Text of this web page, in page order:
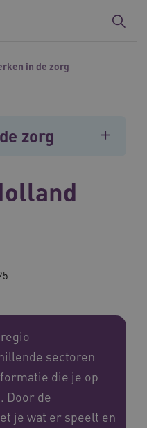
in de zorg
zorg
sectoren
die je op
Door de
je wat er speelt en